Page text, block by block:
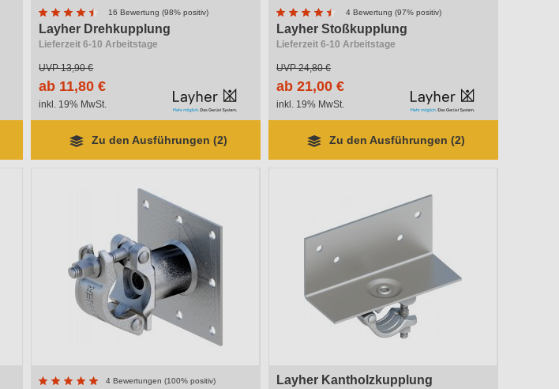
16 Bewertung (98% positiv)
Layher Drehkupplung
Lieferzeit 6-10 Arbeitstage
UVP13,90 €
ab 11,80 €
inkl. 19% MwSt.
Zu den Ausführungen (2)
4 Bewertung (97% positiv)
Layher Stoßkupplung
Lieferzeit 6-10 Arbeitstage
UVP24,80 €
ab 21,00 €
inkl. 19% MwSt.
Zu den Ausführungen (2)
4 Bewertungen (100% positiv) Layher Kantholzkupplung